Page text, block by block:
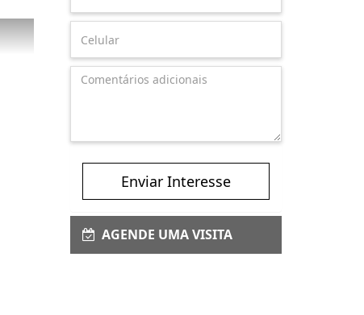
Enviar Interesse
AGENDE UMA VISITA